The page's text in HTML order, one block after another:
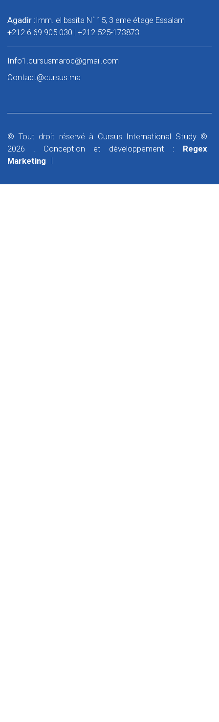
Agadir :Imm. el bssita N˚ 15, 3 eme étage Essalam
+212 6 69 905 030 | ‎+212 525-173873
Info1.cursusmaroc@gmail.com
Contact@cursus.ma
© Tout droit réservé à Cursus International Study ©
2026 . Conception et développement : Regex
Marketing